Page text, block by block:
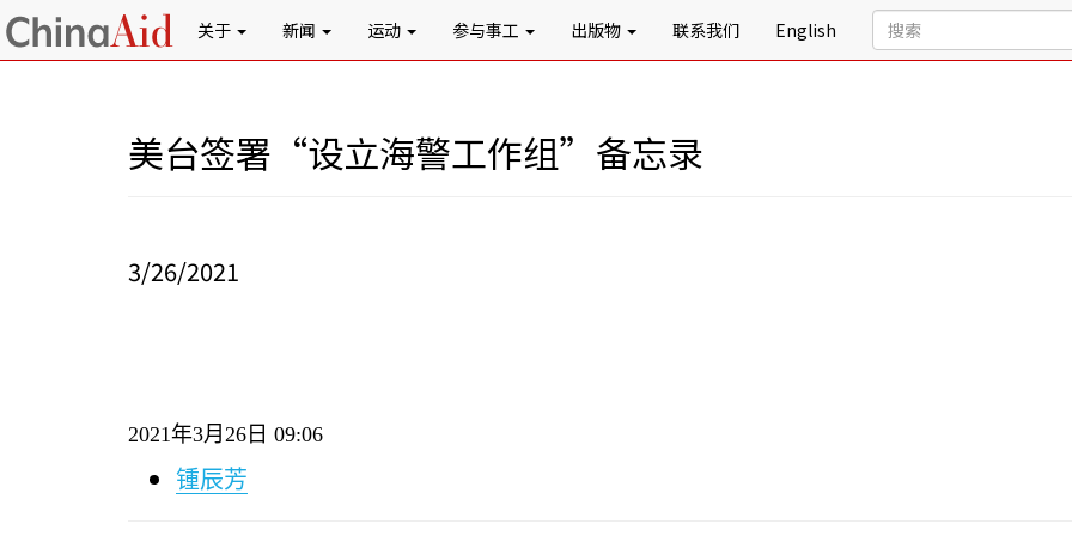
关于 新闻 运动 参与事工 出版物 联系我们 English
美台签署“设立海警工作组”备忘录
3/26/2021
2021年3月 26 日 09:06
锺辰芳